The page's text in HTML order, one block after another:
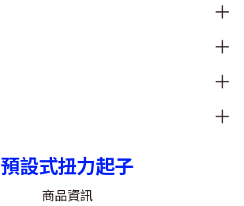
預設式扭力起子
商品資訊